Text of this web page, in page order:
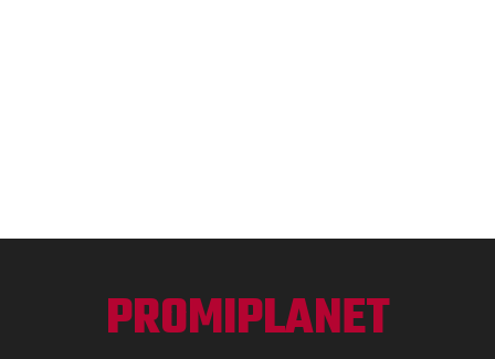
PROMIPLANET